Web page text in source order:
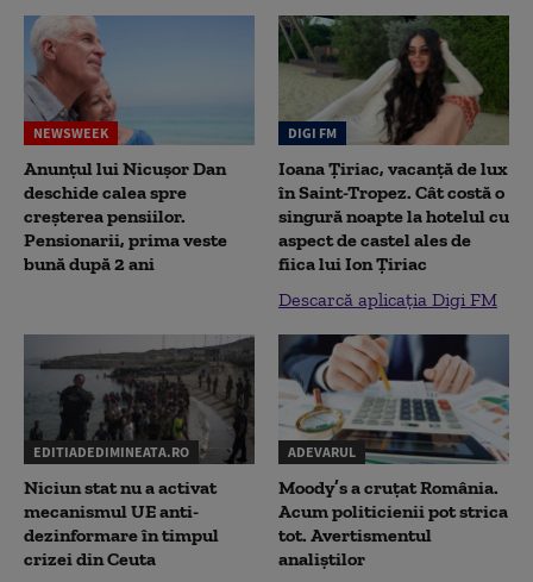
NEWSWEEK
Anunțul lui Nicușor Dan
deschide calea spre
creșterea pensiilor.
Pensionarii, prima veste
bună după 2 ani
DIGI FM
Ioana Țiriac, vacanță de lux
în Saint-Tropez. Cât costă o
singură noapte la hotelul cu
aspect de castel ales de
fiica lui Ion Țiriac
Descarcă aplicația Digi FM
EDITIADEDIMINEATA.RO
Niciun stat nu a activat
mecanismul UE anti-
dezinformare în timpul
crizei din Ceuta
ADEVARUL
Moody’s a cruțat România.
Acum politicienii pot strica
tot. Avertismentul
analiștilor